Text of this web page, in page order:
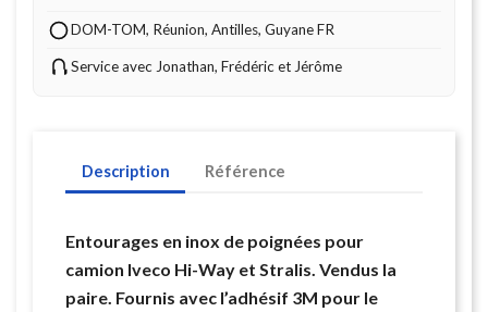
DOM-TOM, Réunion, Antilles, Guyane FR
Service avec Jonathan, Frédéric et Jérôme
Description Référence
Entourages en inox de poignées pour
camion Iveco Hi-Way et Stralis. Vendus la
paire. Fournis avec l’adhésif 3M pour le